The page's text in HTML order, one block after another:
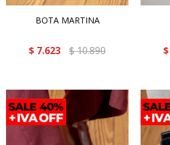
BOTA MARTINA
$ 7.623 $10.890 $